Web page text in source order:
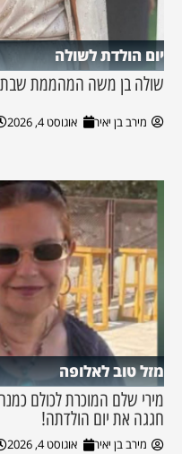
יום הולדת לשולה
שולה בן משה המהממת
מירב בן יאיר אוגוסט 4, 2026
מזל טוב לאלופה
מירי שלם המוכרת לכולם
חגגה את יום הולדתה!
מירב בן יאיר אוגוסט 4, 2026